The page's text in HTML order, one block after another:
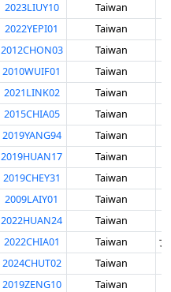
2023LIUY10 Taiwan
2022YEPI01 Taiwan
2012CHON03 Taiwan
2010WUIF01 Taiwan
2021LINK02 Taiwan
2015CHIA05 Taiwan
2019YANG94 Taiwan
2019HUAN17 Taiwan
2019CHEY31 Taiwan
2009LAIY01 Taiwan
2022HUAN24 Taiwan
2022CHIA01 Taiwan
2024CHUT02 Taiwan
2019ZENG10 Taiwan